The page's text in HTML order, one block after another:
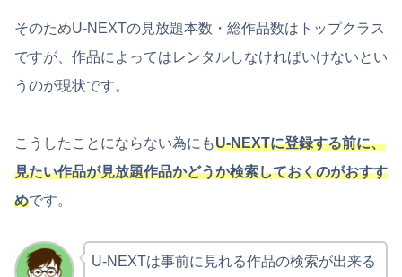
そのためU-NEXTの見放題本数・総作品数はトップクラス
ですが、作品によってはレンタルしなければいけないとい
うのが現状です。
こうしたことにならない為にもU-NEXTに登録する前に、
見たい作品が見放題作品かどうか検索しておくのがおすす
めです。
U-NEXTは事前に見れる作品の検索が出来る